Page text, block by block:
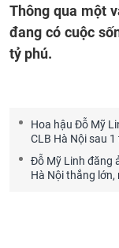
Thông qua một
đang có cuộc
tỷ phú.
Hoa hậu Đỗ Mỹ
CLB Hà Nội sau
Đỗ Mỹ Linh đăng
Hà Nội thắng